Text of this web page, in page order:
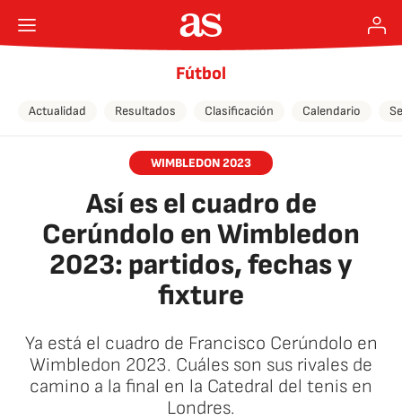
Fútbol
Actualidad Resultados Clasificación Calendario
WIMBLEDON 2023
Así es el cuadro de
Cerúndolo en Wimbledon
2023: partidos, fechas y
fixture
Ya está el cuadro de Francisco Cerúndolo en
Wimbledon 2023. Cuáles son sus rivales de
camino a la final en la Catedral del tenis en
Londres.